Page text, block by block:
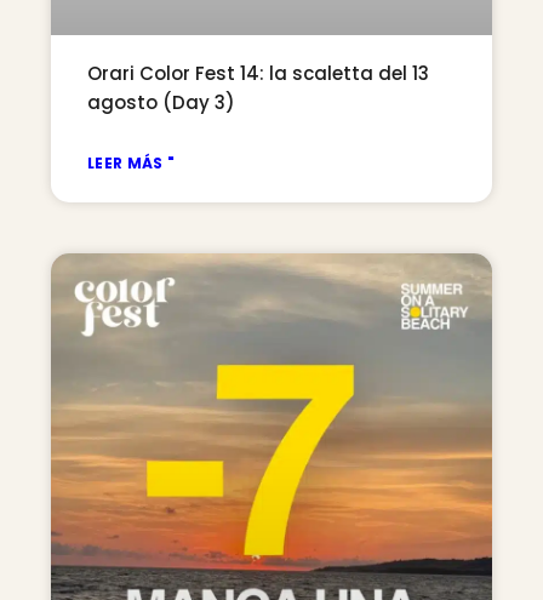
Orari Color Fest 14: la scaletta del 13
agosto (Day 3)
LEER MÁS "